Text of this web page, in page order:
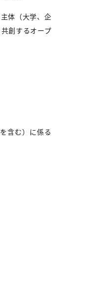
体（大学、企
創するオープ
含む）に係る